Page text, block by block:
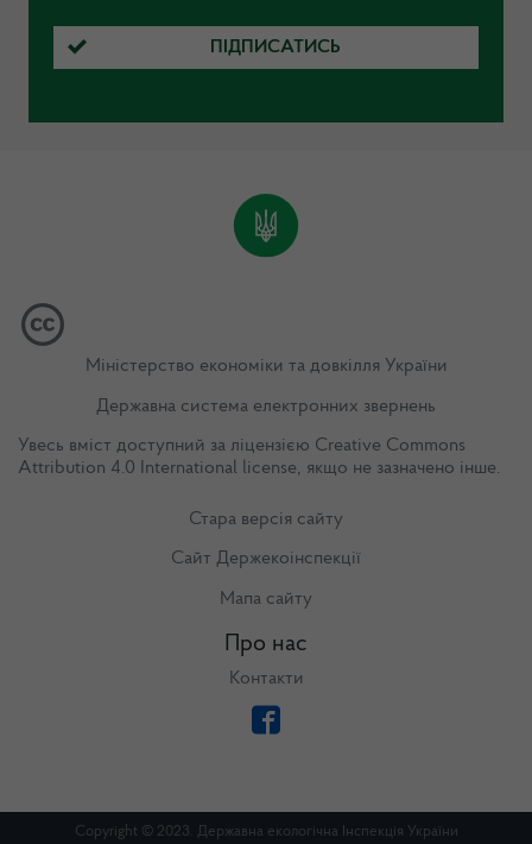
ПІДПИСАТИСЬ
Міністерство економіки та довкілля України
Державна система електронних звернень
Увесь вміст доступний за ліцензією Creative Commons
Attribution 4.0 International license, якщо не зазначено інше.
Стара версія сайту
Сайт Держекоінспекції
Мапа сайту
Про нас
Контакти
Copyright © 2023. Державна екологічна Інспекція України